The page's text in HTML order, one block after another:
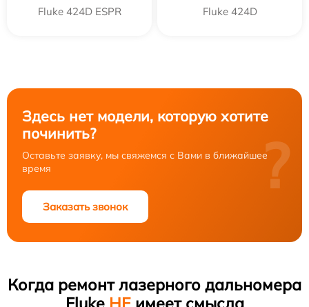
Fluke 424D ESPR Fluke 424D
Здесь нет модели, которую хотите
починить?
Оставьте заявку, мы свяжемся с Вами в ближайшее
время
Заказать звонок
?
Когда ремонт лазерного дальномера